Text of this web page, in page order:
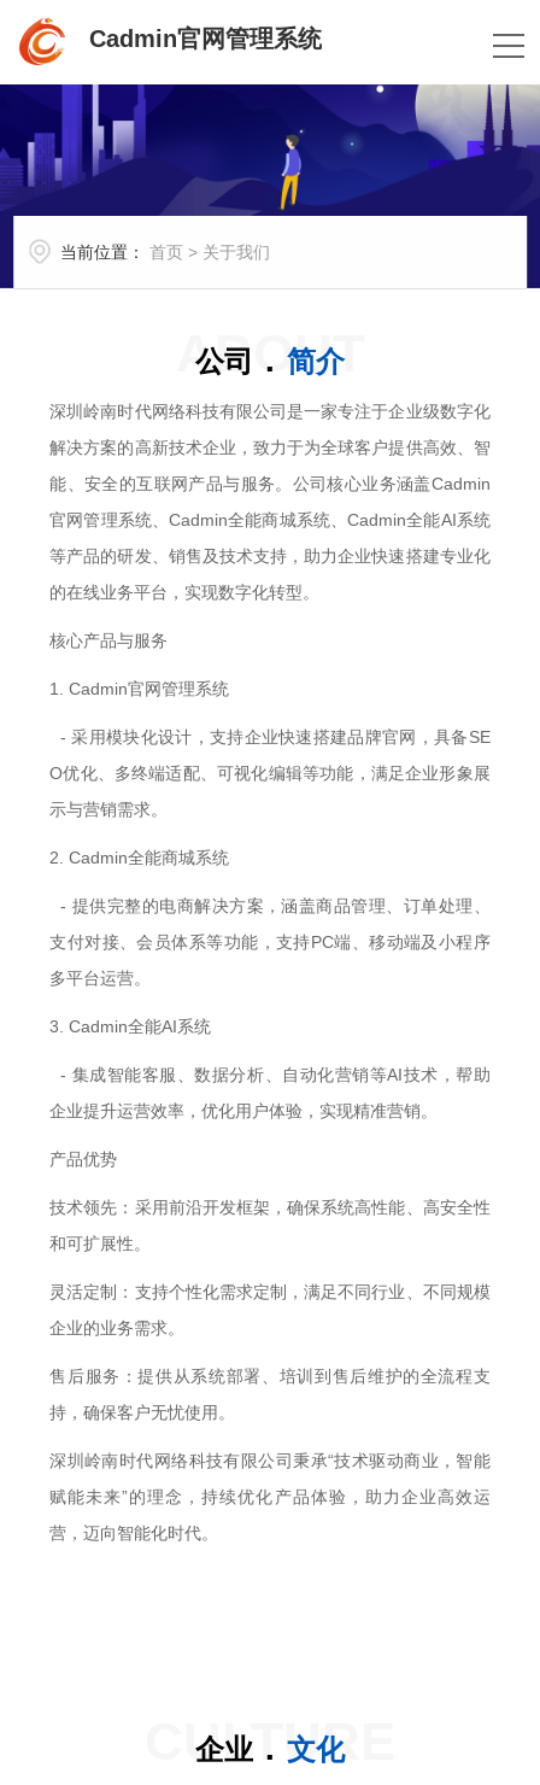
Cadmin官网管理系统
当前位置： 首页 > 关于我们
ABOUT
公司 . 简介
深圳岭南时代网络科技有限公司是一家专注于企业级数字化
解决方案的高新技术企业，致力于为全球客户提供高效、智
能、安全的互联网产品与服务。公司核心业务涵盖Cadmin
官网管理系统、Cadmin全能商城系统、Cadmin全能AI系统
等产品的研发、销售及技术支持，助力企业快速搭建专业化
的在线业务平台，实现数字化转型。
核心产品与服务
1. Cadmin官网管理系统
- 采用模块化设计，支持企业快速搭建品牌官网，具备SE
O优化、多终端适配、可视化编辑等功能，满足企业形象展
示与营销需求。
2. Cadmin全能商城系统
- 提供完整的电商解决方案，涵盖商品管理、订单处理、
支付对接、会员体系等功能，支持PC端、移动端及小程序
多平台运营。
3. Cadmin全能AI系统
- 集成智能客服、数据分析、自动化营销等AI技术，帮助
企业提升运营效率，优化用户体验，实现精准营销。
产品优势
技术领先：采用前沿开发框架，确保系统高性能、高安全性
和可扩展性。
灵活定制：支持个性化需求定制，满足不同行业、不同规模
企业的业务需求。
售后服务：提供从系统部署、培训到售后维护的全流程支
持，确保客户无忧使用。
深圳岭南时代网络科技有限公司秉承“技术驱动商业，智能
赋能未来”的理念，持续优化产品体验，助力企业高效运
营，迈向智能化时代。
CULTURE
企业 . 文化